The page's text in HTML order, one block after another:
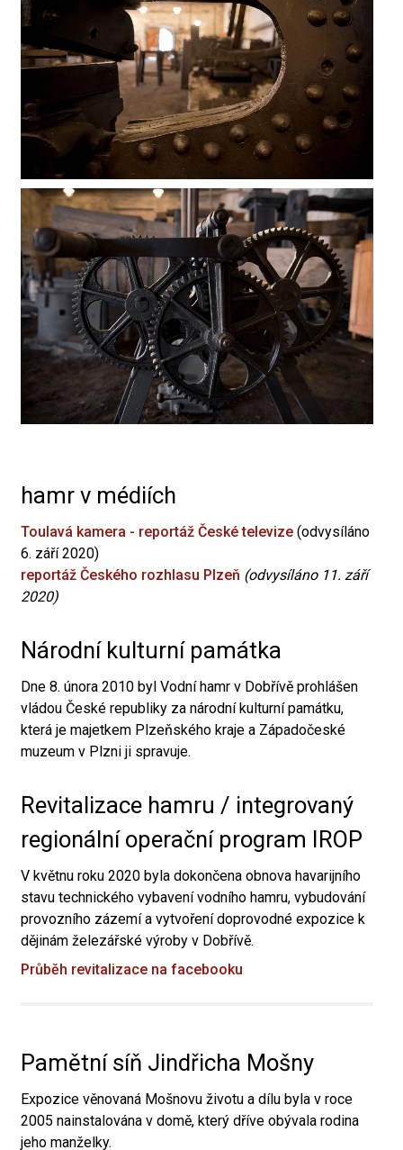
hamr v médiích
Toulavá kamera - reportáž České televize (odvysíláno
6. září 2020)
reportáž Českého rozhlasu Plzeň (odvysíláno 11. září
2020)
Národní kulturní památka
Dne 8. února 2010 byl Vodní hamr v Dobřívě prohlášen
vládou České republiky za národní kulturní památku,
která je majetkem Plzeňského kraje a Západočeské
muzeum v Plzni ji spravuje.
Revitalizace hamru / integrovaný
regionální operační program IROP
V květnu roku 2020 byla dokončena obnova havarijního
stavu technického vybavení vodního hamru, vybudování
provozního zázemí a vytvoření doprovodné expozice k
dějinám železářské výroby v Dobřívě.
Průběh revitalizace na facebooku
Pamětní síň Jindřicha Mošny
Expozice věnovaná Mošnovu životu a dílu byla v roce
2005 nainstalována v domě, který dříve obývala rodina
jeho manželky.